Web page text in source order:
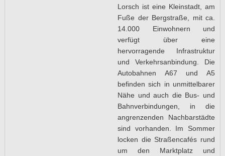
Lorsch ist eine Kleinstadt, am
Fuße der Bergstraße, mit ca.
14.000 Einwohnern und
verfügt über eine
hervorragende Infrastruktur
und Verkehrsanbindung. Die
Autobahnen A67 und A5
befinden sich in unmittelbarer
Nähe und auch die Bus- und
Bahnverbindungen, in die
angrenzenden Nachbarstädte
sind vorhanden. Im Sommer
locken die Straßencafés rund
um den Marktplatz und